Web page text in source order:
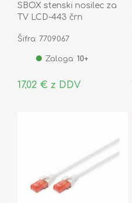
SBOX stenski nosilec za
TV LCD-443 črn
Šifra: 7709067
Zaloga: 10+
17,02 € z DDV